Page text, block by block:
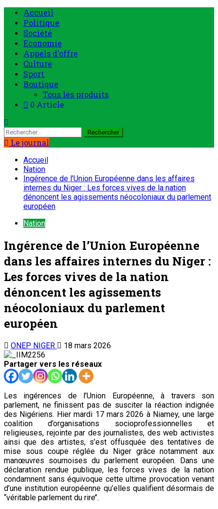
Accueil
Politique
Société
Economie
Appels d’offre
Culture
Sport
Boutique
Tous les produits
0 Article
Le journal
Accueil
Nation
Ingérence de l’Union Européenne dans les affaires
internes du Niger : Les forces vives de la nation
dénoncent les agissements néocoloniaux du parlement
européen
Nation
Ingérence de l’Union Européenne
dans les affaires internes du Niger :
Les forces vives de la nation
dénoncent les agissements
néocoloniaux du parlement
européen
ONEP NIGER
18 mars 2026
Partager vers les réseaux
Les ingérences de l’Union Européenne, à travers son
parlement, ne finissent pas de susciter la réaction indignée
des Nigériens. Hier mardi 17 mars 2026 à Niamey, une large
coalition d’organisations socioprofessionnelles et
religieuses, rejointe par des journalistes, des web activistes
ainsi que des artistes, s’est offusquée des tentatives de
mise sous coupe réglée du Niger grâce notamment aux
manœuvres sournoises du parlement européen. Dans une
déclaration rendue publique, les forces vives de la nation
condamnent sans équivoque cette ultime provocation venant
d’une institution européenne qu’elles qualifient désormais de
‘‘véritable parlement du rire’’.